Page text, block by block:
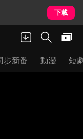
下載
步新番 動漫 短